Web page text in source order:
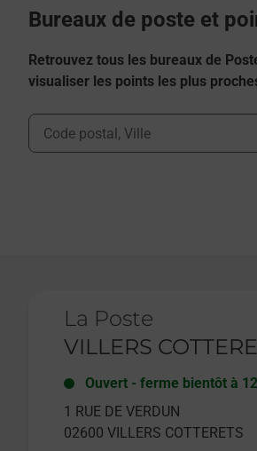
Bureaux de poste et
Retrouvez tous les bureaux de
visualiser les points les plus
Ville, Département, Code Postal
La Poste
VILLERS
Ouvert - ferme bientôt à
1 RUE DE VERDUN
02600 VILLERS COTTERETS